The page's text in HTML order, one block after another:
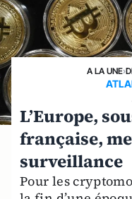
A LA UNE›
L’Europe,
française,
surveillance
Pour les